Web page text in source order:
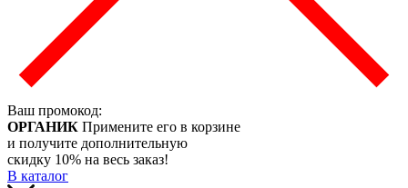
Ваш промокод:
ОРГАНИК Примените его в корзине
и получите дополнительную
скидку 10% на весь заказ!
В каталог